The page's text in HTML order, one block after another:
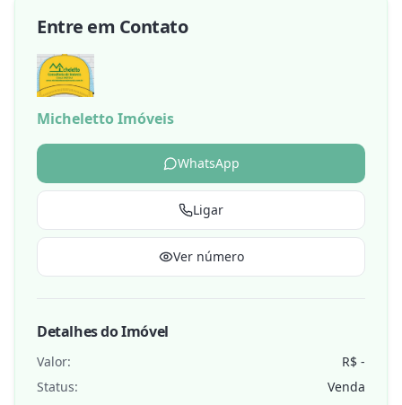
Entre em Contato
Micheletto Imóveis
WhatsApp
Ligar
Ver número
Detalhes do Imóvel
Valor:
R$ -
Status:
Venda